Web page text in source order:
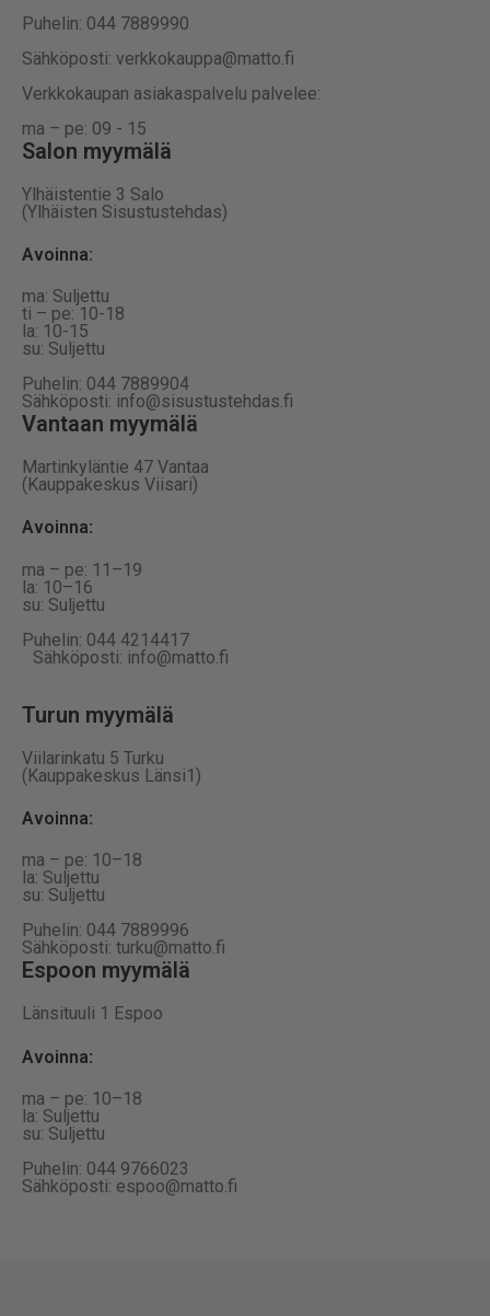
Puhelin: 044 7889990
Sähköposti: verkkokauppa@matto.fi
Verkkokaupan asiakaspalvelu palvelee:
ma – pe: 09 - 15
Salon myymälä
Ylhäistentie 3 Salo
(Ylhäisten Sisustustehdas)
Avoinna:
ma: Suljettu
ti – pe: 10-18
la: 10-15
su: Suljettu
Puhelin: 044 7889904
Sähköposti: info@sisustustehdas.fi
Vantaan myymälä
Martinkyläntie 47 Vantaa
(Kauppakeskus Viisari)
Avoinna:
ma – pe: 11–19
la: 10–16
su: Suljettu
Puhelin: 044 4214417
Sähköposti: info@matto.fi
Turun myymälä
Viilarinkatu 5 Turku
(Kauppakeskus Länsi1)
Avoinna:
ma – pe: 10–18
la: Suljettu
su: Suljettu
Puhelin: 044 7889996
Sähköposti: turku@matto.fi
Espoon myymälä
Länsituuli 1 Espoo
Avoinna:
ma – pe: 10–18
la: Suljettu
su: Suljettu
Puhelin: 044 9766023
Sähköposti: espoo@matto.fi